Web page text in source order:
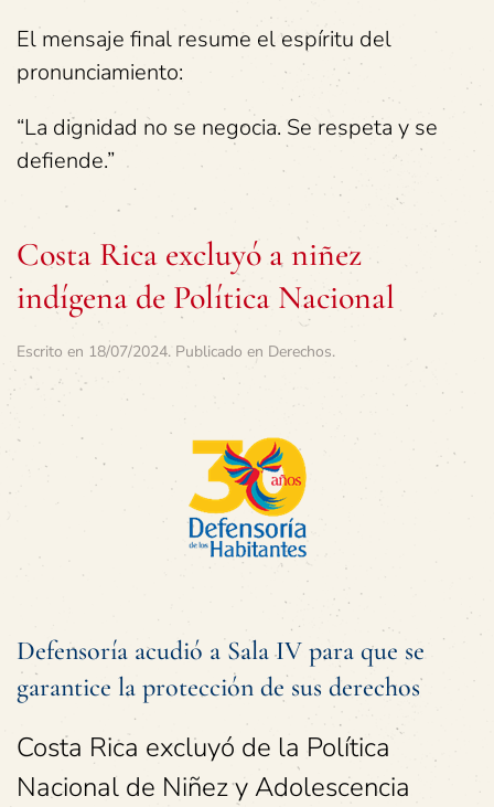
El mensaje final resume el espíritu del
pronunciamiento:
“La dignidad no se negocia. Se respeta y se
defiende.”
Costa Rica excluyó a niñez
indígena de Política Nacional
Escrito en 18/07/2024. Publicado en Derechos.
Defensoría acudió a Sala IV para que se
garantice la protección de sus derechos
Costa Rica excluyó de la Política
Nacional de Niñez y Adolescencia